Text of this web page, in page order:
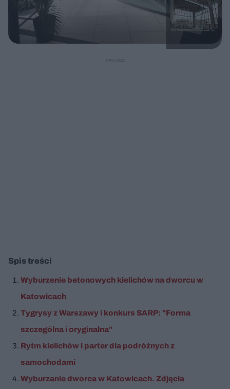
Spis treści
Wyburzenie betonowych kielichów na dworcu w
Katowicach
Tygrysy z Warszawy i konkurs SARP: "Forma
szczególna i oryginalna"
Rytm kielichów i parter dla podróżnych z
samochodami
Wyburzanie dworca w Katowicach. Zdjęcia